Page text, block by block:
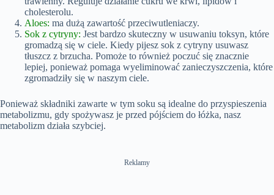
cholesterolu.
Aloes: ma dużą zawartość przeciwutleniaczy.
Sok z cytryny: Jest bardzo skuteczny w usuwaniu toksyn, które
gromadzą się w ciele. Kiedy pijesz sok z cytryny usuwasz
tłuszcz z brzucha. Pomoże to również poczuć się znacznie
lepiej, ponieważ pomaga wyeliminować zanieczyszczenia, które
zgromadziły się w naszym ciele.
Ponieważ składniki zawarte w tym soku są idealne do przyspieszenia
metabolizmu, gdy spożywasz je przed pójściem do łóżka, nasz
metabolizm działa szybciej.
Reklamy